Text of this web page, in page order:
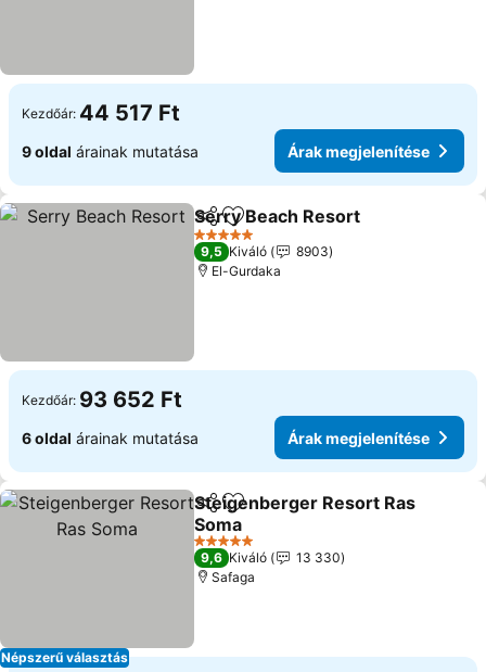
Kezdőár: 44 517 Ft
9 oldal árainak mutatása Árak megjelenítése
Megosztás
Hozzáadás a kedvencekhez
Serry Beach Resort
5 Kategória
9,5 Kiváló
8903
El-Gurdaka
Kezdőár: 93 652 Ft
6 oldal árainak mutatása Árak megjelenítése
Népszerű választás
Megosztás
Hozzáadás a kedvencekhez
Steigenberger Resort Ras
Soma
5 Kategória
9,6 Kiváló
13 330
Safaga